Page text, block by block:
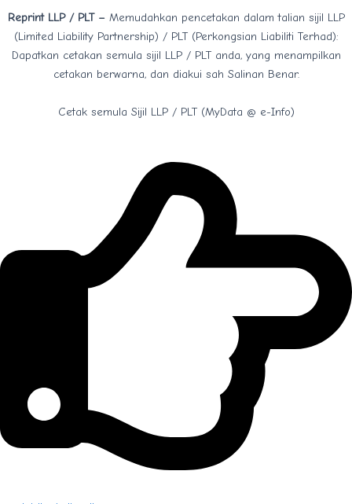
Reprint LLP / PLT – Memudahkan pencetakan dalam talian sijil LLP
(Limited Liability Partnership) / PLT (Perkongsian Liabiliti Terhad):
Dapatkan cetakan semula sijil LLP / PLT anda, yang menampilkan
cetakan berwarna, dan diakui sah Salinan Benar.
Cetak semula Sijil LLP / PLT (MyData @ e-Info)